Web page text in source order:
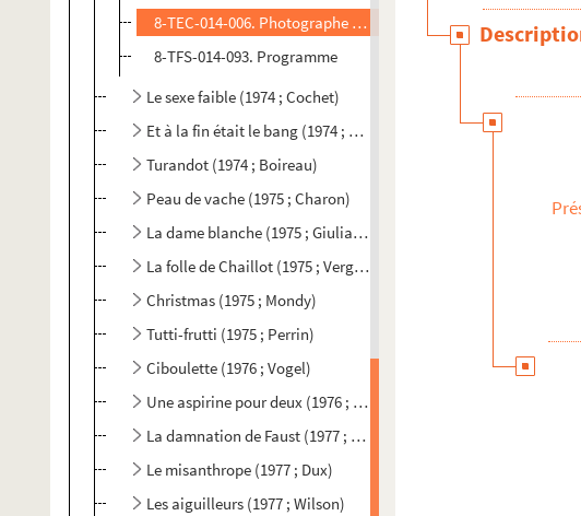
8-TEC-014-006. Photographe non identifié. Photographie de
8-TFS-014-093. Programme
Le sexe faible (1974 ; Cochet)
Et à la fin était le bang (1974 ; Franck)
Turandot (1974 ; Boireau)
Peau de vache (1975 ; Charon)
La dame blanche (1975 ; Giuliano)
La folle de Chaillot (1975 ; Vergez)
Christmas (1975 ; Mondy)
Tutti-frutti (1975 ; Perrin)
Ciboulette (1976 ; Vogel)
Une aspirine pour deux (1976 ; Perrin)
La damnation de Faust (1977 ; Boireau)
Le misanthrope (1977 ; Dux)
Les aiguilleurs (1977 ; Wilson)